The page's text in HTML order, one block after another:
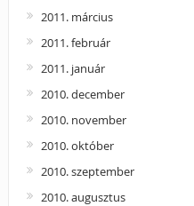
2011. március
2011. február
2011. január
2010. december
2010. november
2010. október
2010. szeptember
2010. augusztus